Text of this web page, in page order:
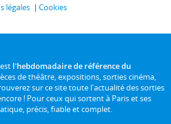
légales Cookies
l'hebdomadaire de référence du
de théâtre, expositions, sorties cinéma,
sur ce site toute l'actualité des sorties
! Pour ceux qui sortent à Paris et ses
précis, fiable et complet.